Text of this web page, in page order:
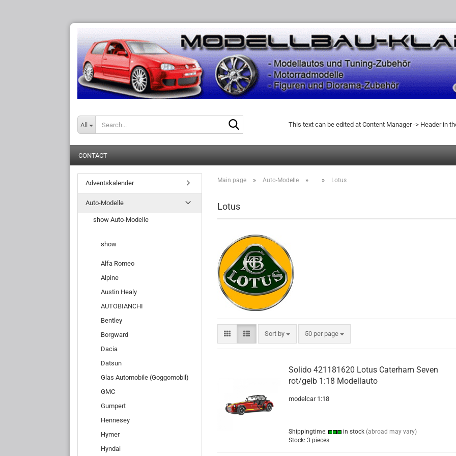
All This text can be edited at Content Manager -> Header in
CONTACT
Main page » Auto-Modelle » » Lotus
Lotus
Sort by
Sort by 50 per page
per page
Solido 421181620 Lotus Caterham Seven
rot/gelb 1:18 Modellauto
modelcar 1:18
Shippingtime: in stock (abroad may vary)
Stock: 3 pieces
Adventskalender
Auto-Modelle
show Auto-Modelle
show
Alfa Romeo
Alpine
Austin Healy
AUTOBIANCHI
Bentley
Borgward
Dacia
Datsun
Glas Automobile (Goggomobil)
GMC
Gumpert
Hennesey
Hymer
Hyndai